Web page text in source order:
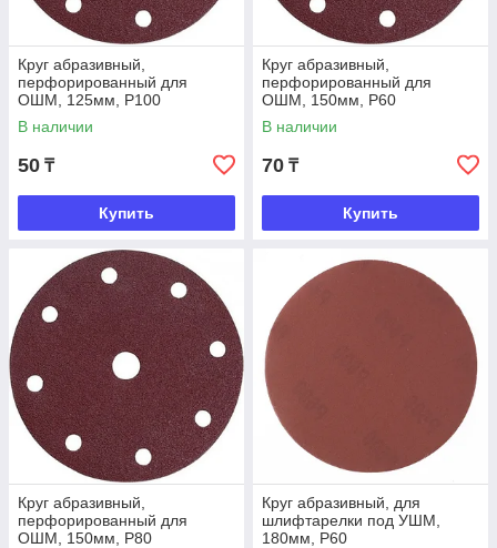
Круг абразивный,
перфорированный для
ОШМ, 125мм, Р100
В наличии
50 ₸
Купить
Круг абразивный,
перфорированный для
ОШМ, 150мм, Р60
В наличии
70 ₸
Купить
Круг абразивный,
перфорированный для
ОШМ, 150мм, Р80
Круг абразивный, для
шлифтарелки под УШМ,
180мм, Р60